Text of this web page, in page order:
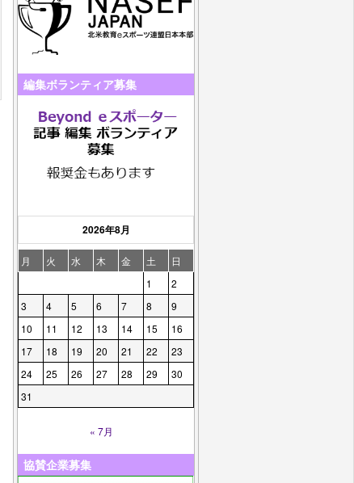
編集ボランティア募集
2026年8月
月 火 水 木 金 土
日
1
2
3
4 5 6 7 8
9
10
11 12 13 14 15
16
17
18 19 20 21 22
23
24
25 26 27 28 29
30
31
« 7月
協賛企業募集